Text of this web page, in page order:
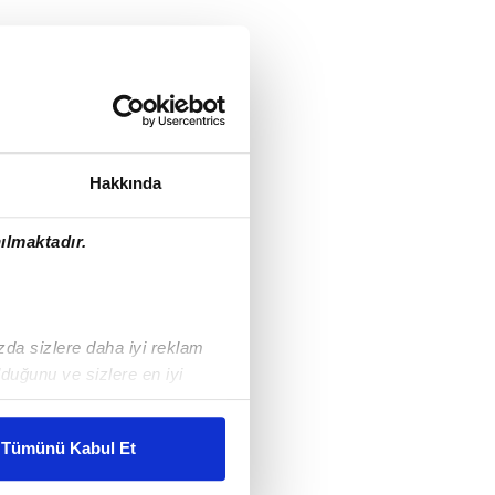
Hakkında
sizlere daha iyi reklam
ve sizlere en iyi
karşılamak
gösterilmeyecektir."
Tümünü Kabul Et